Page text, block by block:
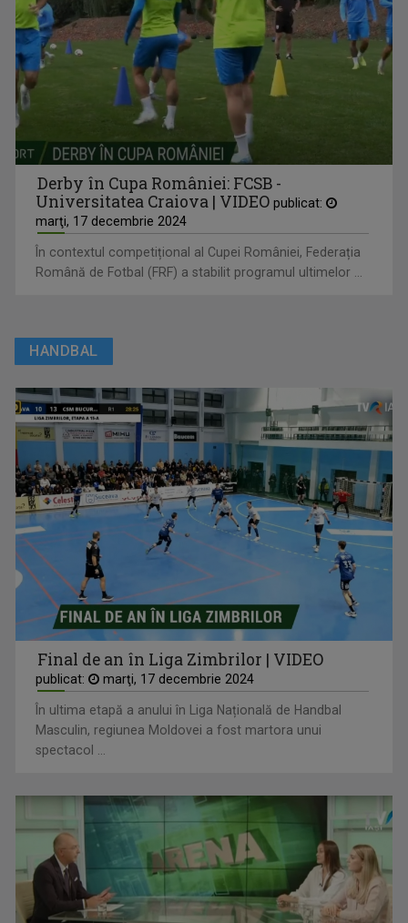
Derby în Cupa României: FCSB -
Universitatea Craiova | VIDEO publicat:
marţi, 17 decembrie 2024
În contextul competițional al Cupei României, Federația
Română de Fotbal (FRF) a stabilit programul ultimelor ...
HANDBAL
Final de an în Liga Zimbrilor | VIDEO
publicat: marţi, 17 decembrie 2024
În ultima etapă a anului în Liga Națională de Handbal
Masculin, regiunea Moldovei a fost martora unui
spectacol ...